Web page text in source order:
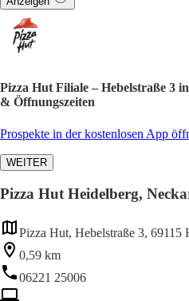
Pizza Hut Filiale – Hebelstraße 3
& Öffnungszeiten
Prospekte in der kostenlosen App
WEITER
Pizza Hut Heidelberg,
Pizza Hut, Hebelstraße 3, 69115
0,59 km
06221 25006